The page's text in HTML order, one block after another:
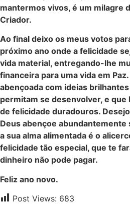
mantermos vivos, é um milagre
Criador.
Ao final deixo os meus votos
próximo ano onde a felicidade
vida material, entregando-lhe
financeira para uma vida em
abençoada com ideias
permitam se desenvolver, e
de felicidade duradouros.
Deus abençoe abundantemente
a sua alma alimentada é o
felicidade tão especial, que te
dinheiro não pode pagar.
Feliz ano novo.
Post Views: 683